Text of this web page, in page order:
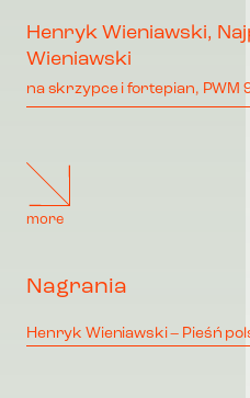
Henryk Wieniawski,
Wieniawski
na skrzypce i fortepian, PWM
more
Nagrania
Henryk Wieniawski – Pieśń